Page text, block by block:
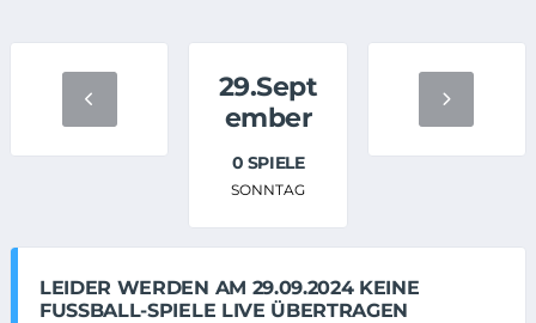
29.Sept
ember
0 SPIELE
SONNTAG
LEIDER WERDEN AM 29.09.2024 KEINE
FUSSBALL-SPIELE LIVE ÜBERTRAGEN